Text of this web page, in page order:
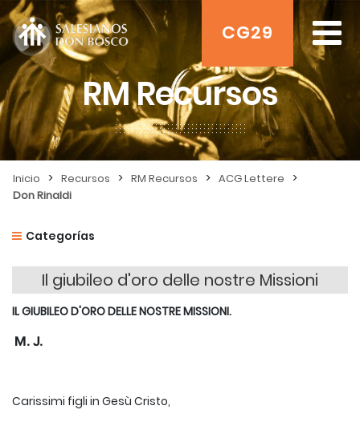
CG29
RM Recursos
Inicio > Recursos > RM Recursos > ACG Lettere >
Don Rinaldi
Categorías
Il giubileo d'oro delle nostre Missioni
IL GIUBILEO D'ORO DELLE NOSTRE MISSIONI.
M. J.
Carissimi figli in Gesù Cristo,